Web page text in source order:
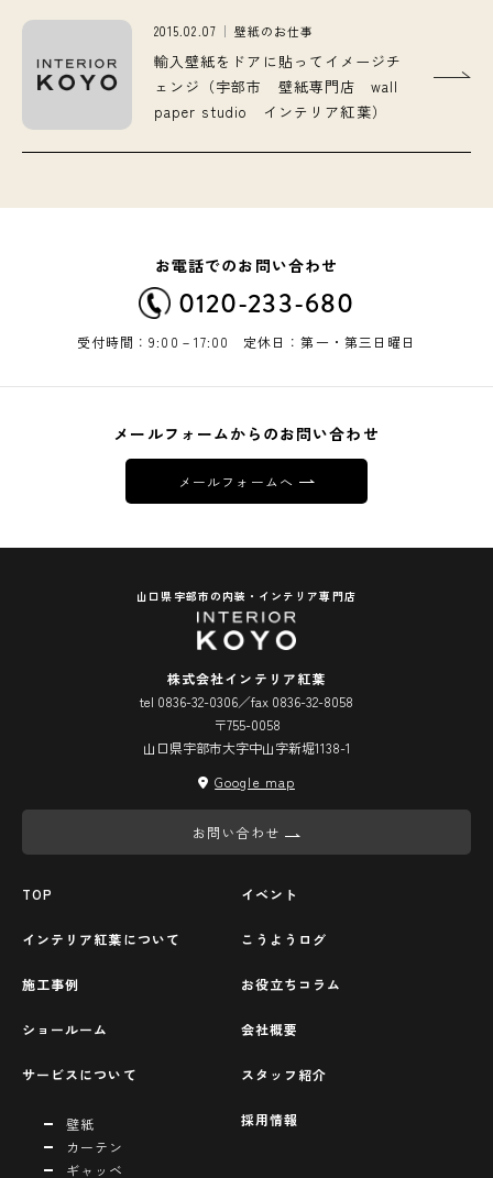
2015.02.07 壁紙のお仕事
輸入壁紙をドアに貼ってイメージチ
ェンジ（宇部市 壁紙専門店 wall
paper studio インテリア紅葉）
お電話でのお問い合わせ
0120-233-680
受付時間：9:00－17:00 定休日：第一・第三日曜日
メールフォームからのお問い合わせ
メールフォームへ
山口県宇部市の内装・インテリア専門店
株式会社インテリア紅葉
tel 0836-32-0306／fax 0836-32-8058
〒755-0058
山口県宇部市大字中山字新堀1138-1
Google map
お問い合わせ
TOP
インテリア紅葉について
施工事例
ショールーム
サービスについて
壁紙
カーテン
ギャッベ
イベント
こうようログ
お役立ちコラム
会社概要
スタッフ紹介
採用情報